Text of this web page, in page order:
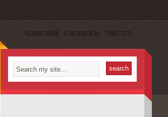
SUBSCRIBE FACEBOOK TWITTER